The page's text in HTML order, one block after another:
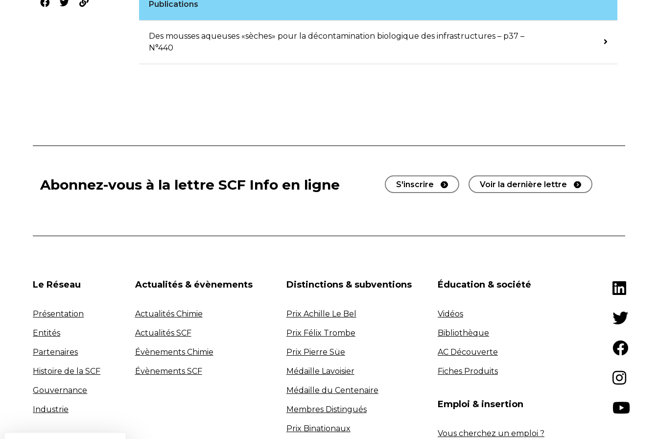
Publications
Des mousses aqueuses «sèches» pour la décontamination biologique des infrastructures – p37 –
N°440
Abonnez-vous à la lettre SCF Info en ligne S'inscrire Voir la dernière lettre
Le Réseau
Présentation
Entités
Partenaires
Histoire de la SCF
Gouvernance
Industrie
Actualités & évènements
Actualités Chimie
Actualités SCF
Évènements Chimie
Évènements SCF
Distinctions & subventions
Prix Achille Le Bel
Prix Félix Trombe
Prix Pierre Süe
Médaille Lavoisier
Médaille du Centenaire
Membres Distingués
Prix Binationaux
Éducation & société
Vidéos
Bibliothèque
AC Découverte
Fiches Produits
Emploi & insertion
Vous cherchez un emploi ?